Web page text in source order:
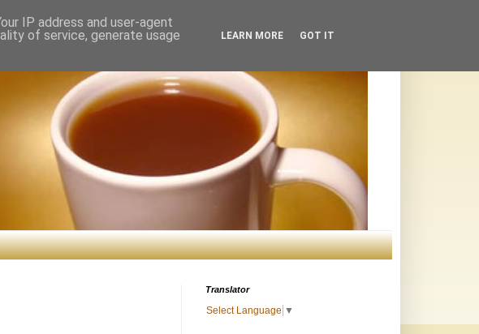
Translator
Select Language ▼
IP address and user-agent
of service, generate usage
LEARN MORE GOT IT